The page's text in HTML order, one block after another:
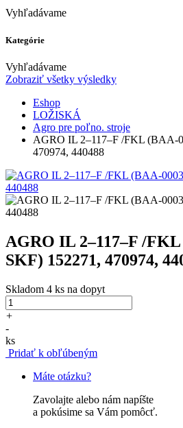
Vyhľadávame
Kategórie
Vyhľadávame
Zobraziť všetky výsledky
Eshop
LOŽISKÁ
Agro pre poľno. stroje
AGRO IL 2–117–F /FKL (BAA-
470974, 440488
AGRO IL 2–117–F /
SKF) 152271, 470974,
Skladom 4 ks na dopyt
+
-
ks
Pridať k obľúbeným
Máte otázku?
Zavolajte alebo nám napíšte
a pokúsime sa Vám pomôcť.